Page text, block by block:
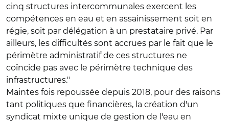
cinq structures intercommunales exercent les
compétences en eau et en assainissement soit en
régie, soit par délégation à un prestataire privé. Par
ailleurs, les difficultés sont accrues par le fait que le
périmètre administratif de ces structures ne
coïncide pas avec le périmètre technique des
infrastructures."
Maintes fois repoussée depuis 2018, pour des raisons
tant politiques que financières, la création d'un
syndicat mixte unique de gestion de l'eau en